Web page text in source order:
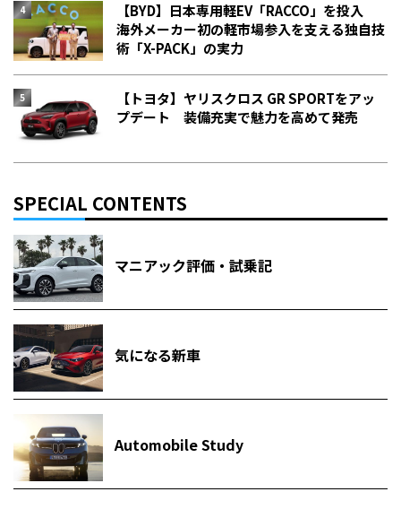
【BYD】日本専用軽EV「RACCO」を投入
海外メーカー初の軽市場参入を支える独自技
術「X-PACK」の実力
【トヨタ】ヤリスクロス GR SPORTをアッ
プデート 装備充実で魅力を高めて発売
SPECIAL CONTENTS
マニアック評価・試乗記
気になる新車
Automobile Study